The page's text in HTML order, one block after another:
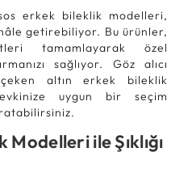
erkek bileklik modelleri,
getirebiliyor. Bu ürünler,
tamamlayarak özel
sağlıyor. Göz alıcı
altın erkek bileklik
uygun bir seçim
ile Şıklığı